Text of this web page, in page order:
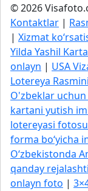
© 2026
Kontaktlar |
| Xizmat
Yilda Yashil
onlayn | USA
Lotereya
O'zbeklar
kartani yutish
lotereyasi
forma bo‘yicha
O‘zbekistonda
qanday
onlayn foto |